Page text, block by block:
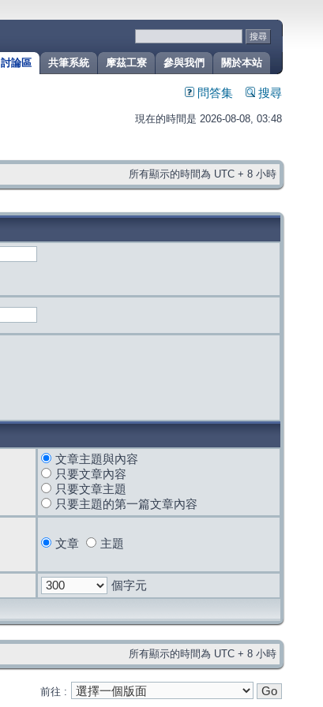
關於本站
參與我們
摩茲工寮
共筆系統
討論區
問答集 搜尋
現在的時間是 2026-08-08, 03:48
所有顯示的時間為 UTC + 8 小時
文章主題與內容
只要文章內容
只要文章主題
只要主題的第一篇文章內容
文章 主題
個字元
所有顯示的時間為 UTC + 8 小時
前往 :